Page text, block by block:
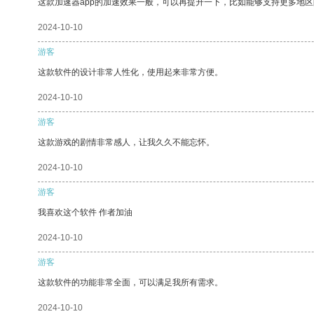
这款加速器app的加速效果一般，可以再提升一下，比如能够支持更多地区
2024-10-10
游客
这款软件的设计非常人性化，使用起来非常方便。
2024-10-10
游客
这款游戏的剧情非常感人，让我久久不能忘怀。
2024-10-10
游客
我喜欢这个软件 作者加油
2024-10-10
游客
这款软件的功能非常全面，可以满足我所有需求。
2024-10-10